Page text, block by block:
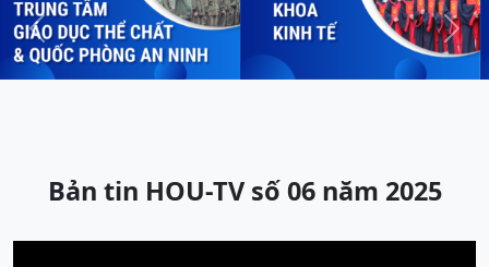
Previous Next
Bản tin HOU-TV số 06 năm 2025